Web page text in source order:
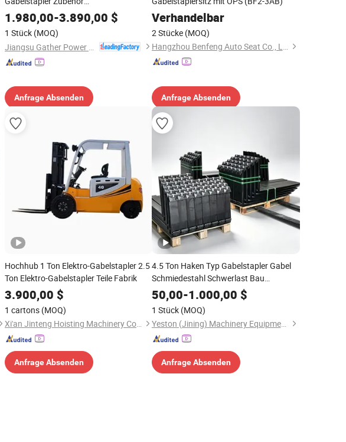
Materialhandhabungsgeräte Teile
1.980,00-3.890,00 $
1 Stück (MOQ)
Anfrage Absenden
Verhandelbar
2 Stücke (MOQ)
Hangzhou Benfeng Auto Seat Co., Ltd.
Anfrage Absenden
Hochhub 1 Ton Elektro-Gabelstapler 2.5
Ton Elektro-Gabelstapler Teile Fabrik
3.900,00 $
1 cartons (MOQ)
Xi'an Jinteng Hoisting Machinery Co., Ltd.
Anfrage Absenden
4.5 Ton Haken Typ Gabelstapler Gabel
Schmiedestahl Schwerlast Bau
Maschinen Teile
50,00-1.000,00 $
1 Stück (MOQ)
Yeston (Jining) Machinery Equipment Co., Ltd.
Anfrage Absenden